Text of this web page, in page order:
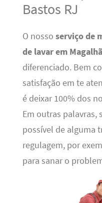
Bastos RJ
O nosso serviço de
de lavar em
diferenciado. Bem
satisfação em te
é deixar 100% dos
Em outras palavras,
possível de alguma
regulagem, por
para sanar o